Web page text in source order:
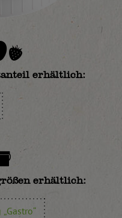
erhältlich:
erhältlich: